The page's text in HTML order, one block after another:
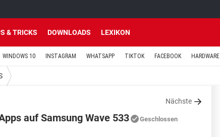
& TRICKS DOWNLOADS LEXIKON
WINDOWS 10 INSTAGRAM WHATSAPP TIKTOK FACEBOOK HARDWARE
Nächste
auf Samsung Wave 533 Geschlossen